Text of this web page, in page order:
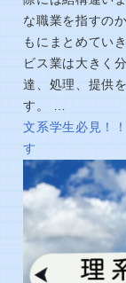
な職業を指すの
もにまとめてい
ビス業は大きく
達、処理、提供
す。 …
文系学生必見！
す